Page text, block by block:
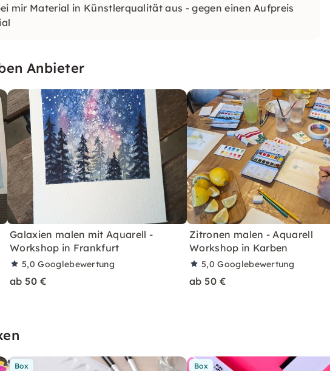
mir Material in Künstlerqualität aus - gegen einen Aufpreis
Anbieter
Galaxien malen mit Aquarell -
Workshop in Frankfurt
5,0Googlebewertung
ab 50 €
Zitronen malen - Aquarell
Workshop in Karben
5,0Googlebewertung
ab 50 €
Box Box